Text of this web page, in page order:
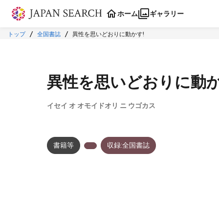
本文に飛ぶ
ホーム ギャラリー
トップ 全国書誌 異性を思いどおりに動かす!
異性を思いどおりに動
イセイ オ オモイドオリ ニ ウゴカス
書籍等 収録:全国書誌